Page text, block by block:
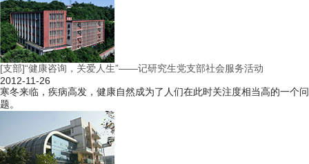
[支部]“健康咨询，关爱人生”——记研究生党支部社会服务活动
2012-11-26
寒冬来临，疾病高发，健康自然成为了人们在此时关注度相当高的一个问
题。